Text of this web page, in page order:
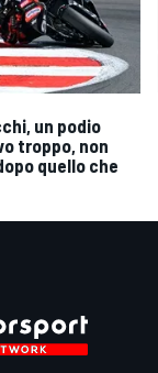
un podio
troppo, non
quello che